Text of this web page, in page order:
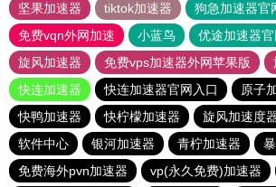
坚果加速器
tiktok加速器
狗急加速器官
免费vqn外网加速
小蓝鸟 优途加速器官
旋风加速器
免费vps加速器外网苹果版
快连加速器
快连加速器官网入口
原子
快鸭加速器
快柠檬加速器 旋风加速度
软件中心
银河加速器 青柠加速器
免费海外pvn加速器
vp(永久免费)加速器